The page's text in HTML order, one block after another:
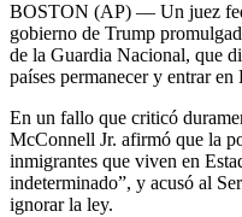
BOSTON (AP) — Un juez
gobierno de Trump
de la Guardia Nacional, que
países permanecer y entrar en
En un fallo que criticó
McConnell Jr. afirmó que la
inmigrantes que viven en
indeterminado”, y acusó al
ignorar la ley.